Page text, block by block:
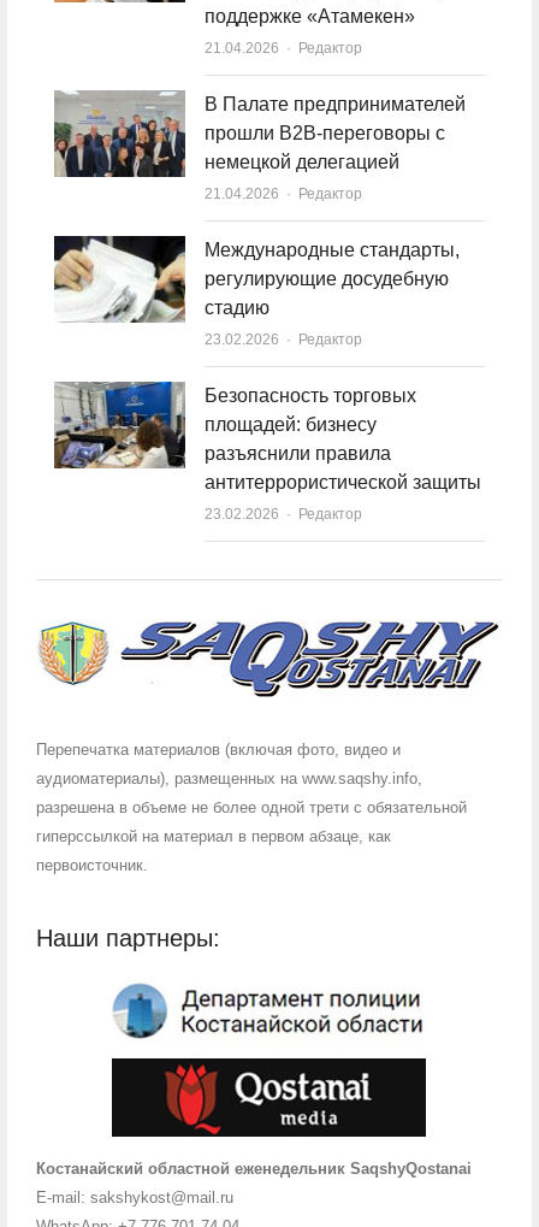
поддержке «Атамекен»
21.04.2026 Author
Редактор
В Палате предпринимателей
прошли B2B-переговоры с
немецкой делегацией
21.04.2026 Author
Редактор
Международные стандарты,
регулирующие досудебную
стадию
23.02.2026 Author
Редактор
Безопасность торговых
площадей: бизнесу
разъяснили правила
антитеррористической защиты
23.02.2026 Author
Редактор
Перепечатка материалов (включая фото, видео и
аудиоматериалы), размещенных на www.saqshy.info,
разрешена в объеме не более одной трети с обязательной
гиперссылкой на материал в первом абзаце, как
первоисточник.
Наши партнеры:
Костанайский областной еженедельник SaqshyQostanai
E-mail: sakshykost@mail.ru